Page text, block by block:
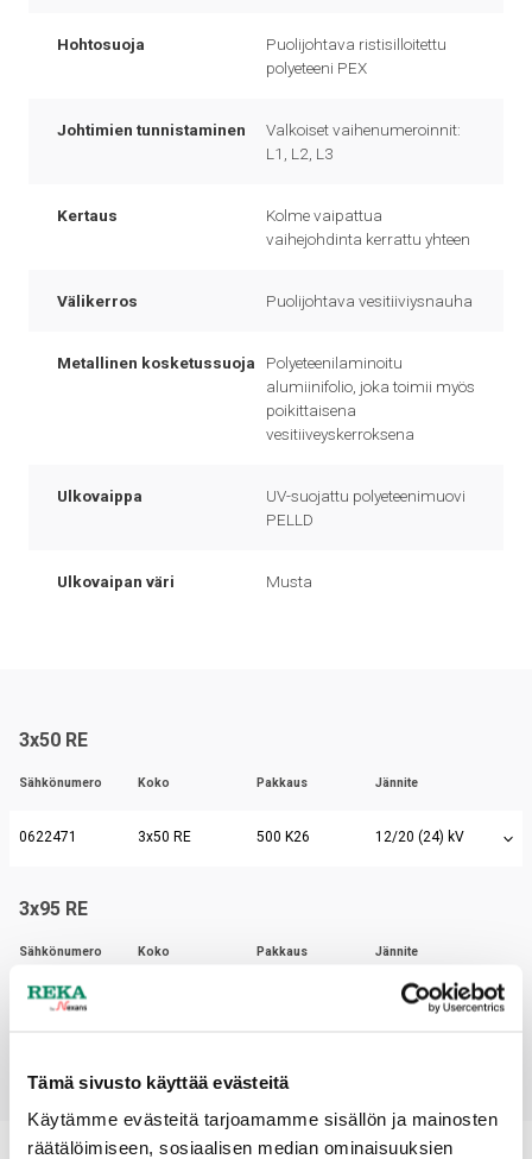
Tämä sivusto käyttää evästeitä
Käytämme evästeitä tarjoamamme sisällön ja mainosten
räätälöimiseen, sosiaalisen median ominaisuuksien
Hohtosuoja
Puolijohtava ristisilloitettu
polyeteeni PEX
Johtimien tunnistaminen
Valkoiset vaihenumeroinnit:
L1, L2, L3
Kertaus
Kolme vaipattua
vaihejohdinta kerrattu yhteen
Välikerros Puolijohtava vesitiiviysnauha
Metallinen kosketussuoja
Polyeteenilaminoitu
alumiinifolio, joka toimii myös
poikittaisena
vesitiiveyskerroksena
Ulkovaippa
UV-suojattu polyeteenimuovi
PELLD
Ulkovaipan väri Musta
3x50 RE
Sähkönumero Koko Pakkaus Jännite
0622471 3x50 RE 500 K26 12/20 (24) kV
3x95 RE
Sähkönumero Koko Pakkaus Jännite
0622473 12/20 (24) kV